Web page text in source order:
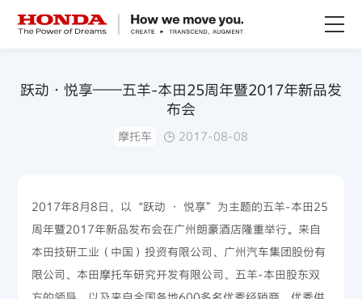
技术创新
赛事运动
跃动·悦享——五羊-本田25周年暨2017年新品发
布会
摩托车 2017-08-08
2017年8月8日，以“跃动 · 悦享”为主题的五羊-本田25
周年暨2017年新品发布会在广州朗豪酒店隆重举行。来自
本田技研工业（中国）投资有限公司、广州汽车集团股份有
限公司、本田摩托车研究开发有限公司、五羊-本田股东双